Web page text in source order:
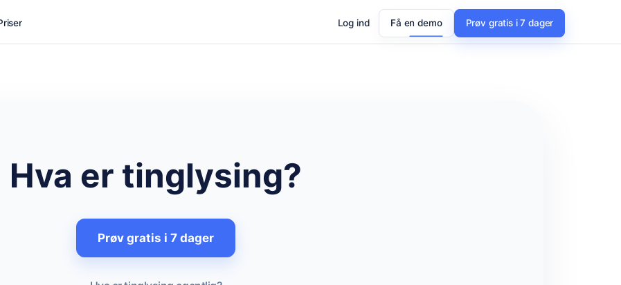
Log ind Få en demo Prøv gratis i 7 dager
Hva er tinglysing?
Prøv gratis i 7 dager